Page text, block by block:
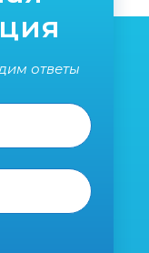
ответы